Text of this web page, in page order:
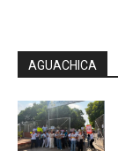
AGUACHICA